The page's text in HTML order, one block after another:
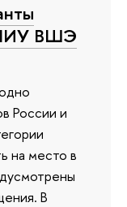
НИУ ВШЭ
России и
на место в
В